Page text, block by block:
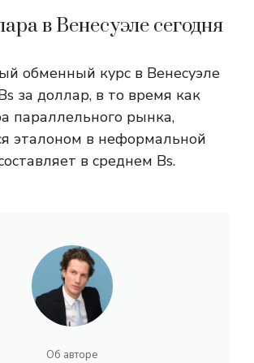
в Венесуэле сегодня
обменный курс в Венесуэле
за доллар, в то время как
параллельного рынка,
эталоном в неформальной
в среднем Bs.
Об авторе